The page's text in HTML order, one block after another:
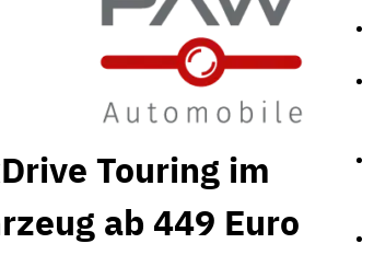
Touring im
ab 449 Euro